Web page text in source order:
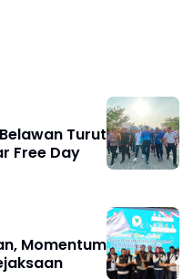
Turut
Free Day
Momentum